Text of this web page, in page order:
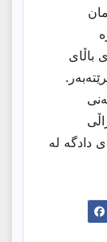
باڵای
دادگە لە